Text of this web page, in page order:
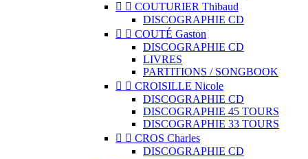
  COUTURIER Thibaud
DISCOGRAPHIE CD
  COUTÉ Gaston
DISCOGRAPHIE CD
LIVRES
PARTITIONS / SONGBOOK
  CROISILLE Nicole
DISCOGRAPHIE CD
DISCOGRAPHIE 45 TOURS
DISCOGRAPHIE 33 TOURS
  CROS Charles
DISCOGRAPHIE CD